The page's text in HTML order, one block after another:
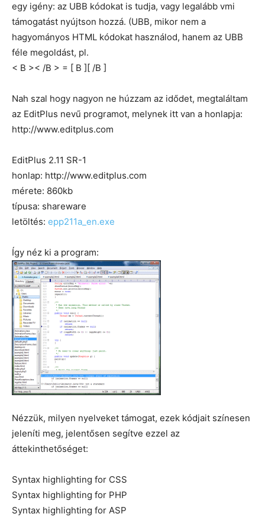
egy igény: az UBB kódokat is tudja, vagy legalább vmi
támogatást nyújtson hozzá. (UBB, mikor nem a
hagyományos HTML kódokat használod, hanem az UBB
féle megoldást, pl.
< B >< /B > = [ B ][ /B ]
Nah szal hogy nagyon ne húzzam az idődet, megtaláltam
az EditPlus nevű programot, melynek itt van a honlapja:
http://www.editplus.com
EditPlus 2.11 SR-1
honlap: http://www.editplus.com
mérete: 860kb
típusa: shareware
letöltés: epp211a_en.exe
Így néz ki a program:
Nézzük, milyen nyelveket támogat, ezek kódjait színesen
jeleníti meg, jelentősen segítve ezzel az
áttekinthetőséget:
Syntax highlighting for CSS
Syntax highlighting for PHP
Syntax highlighting for ASP